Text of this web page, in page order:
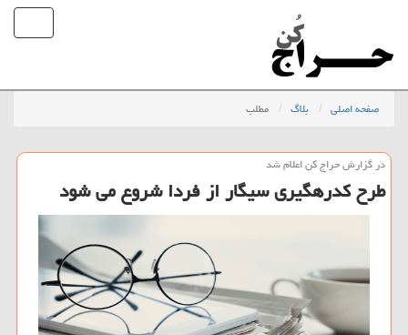
صفحه اصلی بلاگ مطلب
در گزارش حراج كن اعلام شد
طرح كدرهگیری سیگار از فردا شروع می شود